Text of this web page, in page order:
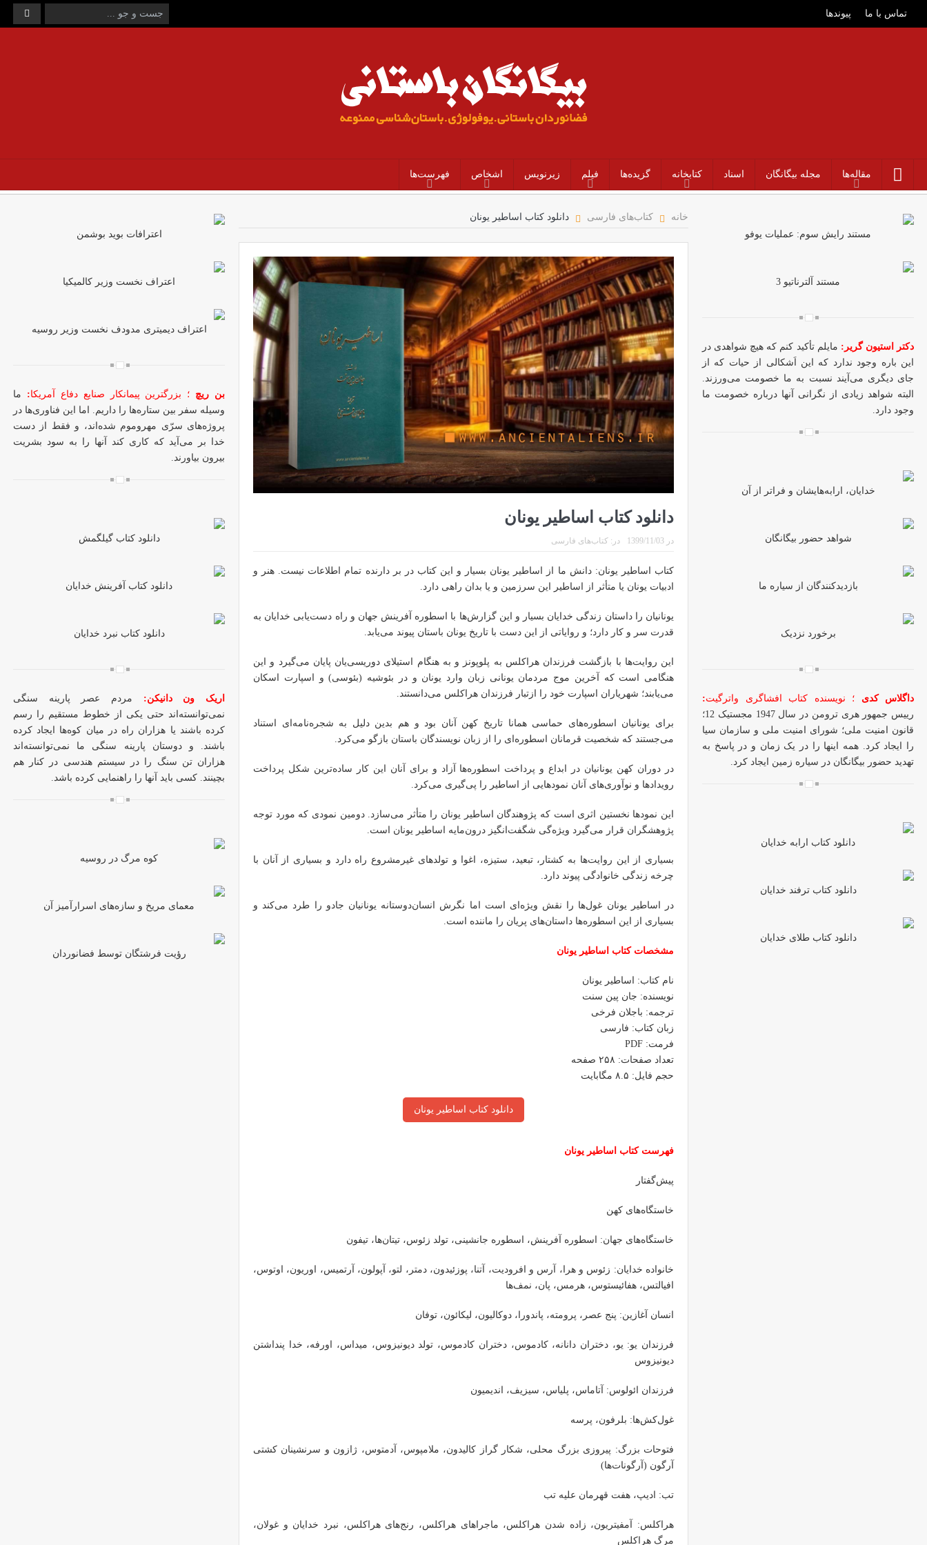
تماس با ما پیوندها
مقاله‌ها مجله بیگانگان اسناد کتابخانه گزیده‌ها فیلم زیرنویس اشخاص فهرست‌ها
خانه کتاب‌های فارسی دانلود کتاب اساطیر یونان
دانلود کتاب اساطیر یونان
در 1399/11/03 در: کتاب‌های فارسی
کتاب اساطیر یونان: دانش ما از اساطیر یونان بسیار و این کتاب در بر دارنده تمام اطلاعات نیست. هنر و
ادبیات یونان یا متأثر از اساطیر این سرزمین و یا بدان راهی دارد.
یونانیان را داستان زندگی خدایان بسیار و این گزارش‌ها با اسطوره آفرینش جهان و راه دست‌یابی خدایان به
قدرت سر و کار دارد؛ و روایاتی از این دست با تاریخ یونان باستان پیوند می‌یابد.
این روایت‌ها با بازگشت فرزندان هراکلس به پلوپونز و به هنگام استیلای دوریسی‌یان پایان می‌گیرد و این
هنگامی است که آخرین موج مردمان یونانی زبان وارد یونان و در بئوشیه (بئوسی) و اسپارت اسکان
می‌یابند؛ شهریاران اسپارت خود را ازتبار فرزندان هراکلس می‌دانستند.
برای یونانیان اسطوره‌های حماسی همانا تاریخ کهن آنان بود و هم بدین دلیل به شجره‌نامه‌ای استناد
می‌جستند که شخصیت قرمانان اسطوره‌ای را از زبان نویسندگان باستان بازگو می‌کرد.
در دوران کهن یونانیان در ابداع و پرداخت اسطوره‌ها آزاد و برای آنان این کار ساده‌ترین شکل پرداخت
رویدادها و نوآوری‌های آنان نمودهایی از اساطیر را پی‌گیری می‌کرد.
این نمودها نخستین اثری است که پژوهندگان اساطیر یونان را متأثر می‌سازد. دومین نمودی که مورد توجه
پژوهشگران قرار می‌گیرد ویژه‌گی شگفت‌انگیز درون‌مایه اساطیر یونان است.
بسیاری از این روایت‌ها به کشتار، تبعید، ستیزه، اغوا و تولدهای غیرمشروع راه دارد و بسیاری از آنان با
چرخه زندگی خانوادگی پیوند دارد.
در اساطیر یونان غول‌ها را نقش ویژه‌ای است اما نگرش انسان‌دوستانه یونانیان جادو را طرد می‌کند و
بسیاری از این اسطوره‌ها داستان‌های پریان را ماننده است.
مشخصات کتاب اساطیر یونان
نام کتاب: اساطیر یونان
نویسنده: جان پین سنت
ترجمه: باجلان فرخی
زبان کتاب: فارسی
فرمت: PDF
تعداد صفحات: ۲۵۸ صفحه
حجم فایل: ۸.۵ مگابایت
دانلود کتاب اساطیر یونان
فهرست کتاب اساطیر یونان
پیش‌گفتار
خاستگاه‌های کهن
خاستگاه‌های جهان: اسطوره آفرینش، اسطوره جانشینی، تولد زئوس، تیتان‌ها، تیفون
خانواده خدایان: زئوس و هرا، آرس و افرودیت، آتنا، پوزئیدون، دمتر، لتو، آپولون، آرتمیس، اوریون، اوتوس،
افیالتس، هفائیستوس، هرمس، پان، نمف‌ها
انسان آغازین: پنج عصر، پرومته، پاندورا، دوکالیون، لیکائون، توفان
فرزندان یو: یو، دختران دانانه، کادموس، دختران کادموس، تولد دیونیزوس، میداس، اورفه، خدا پنداشتن
دیونیزوس
فرزندان ائولوس: آتاماس، پلیاس، سیزیف، اندیمیون
غول‌کش‌ها: بلرفون، پرسه
فتوحات بزرگ: پیروزی بزرگ محلی، شکار گراز کالیدون، ملامپوس، آدمتوس، ژازون و سرنشینان کشتی
آرگون (آرگونات‌ها)
تب: ادیپ، هفت قهرمان علیه تب
هراکلس: آمفیتریون، زاده شدن هراکلس، ماجراهای هراکلس، رنج‌های هراکلس، نبرد خدایان و غولان،
مرگ هراکلس
اعترافات بوید بوشمن
اعتراف نخست وزیر کالمیکیا
اعتراف دیمیتری مدودف نخست وزیر روسیه
بن ریچ ؛ بزرگترین پیمانکار صنایع دفاع آمریکا: ما
وسیله سفر بین ستاره‌ها را داریم. اما این فناوری‌ها در
پروژه‌های سرّی مهروموم شده‌اند، و فقط از دست
خدا بر می‌آید که کاری کند آنها را به سود بشریت
بیرون بیاورند.
دانلود کتاب گیلگمش
دانلود کتاب آفرینش خدایان
دانلود کتاب نبرد خدایان
اریک ون دانیکن: مردم عصر پارینه سنگی
نمی‌توانسته‌اند حتی یکی از خطوط مستقیم را رسم
کرده باشند یا هزاران راه در میان کوه‌ها ایجاد کرده
باشند. و دوستان پارینه سنگی ما نمی‌توانسته‌اند
هزاران تن سنگ را در سیستم هندسی در کنار هم
بچینند. کسی باید آنها را راهنمایی کرده باشد.
کوه مرگ در روسیه
معمای مریخ و سازه‌های اسرارآمیز آن
رؤیت فرشتگان توسط فضانوردان
مستند رایش سوم: عملیات یوفو
مستند آلترناتیو 3
دکتر استیون گریر: مایلم تأکید کنم که هیچ شواهدی در
این باره وجود ندارد که این اَشکالی از حیات که از
جای دیگری می‌آیند نسبت به ما خصومت می‌ورزند.
البته شواهد زیادی از نگرانی آنها درباره خصومت ما
وجود دارد.
خدایان، ارابه‌هایشان و فراتر از آن
شواهد حضور بیگانگان
بازدیدکنندگان از سیاره ما
برخورد نزدیک
داگلاس کدی ؛ نویسنده کتاب افشاگری واترگیت:
رییس جمهور هری ترومن در سال 1947 مجستیک 12؛
قانون امنیت ملی؛ شورای امنیت ملی و سازمان سیا
را ایجاد کرد. همه اینها را در یک زمان و در پاسخ به
تهدید حضور بیگانگان در سیاره زمین ایجاد کرد.
دانلود کتاب ارابه خدایان
دانلود کتاب ترفند خدایان
دانلود کتاب طلای خدایان